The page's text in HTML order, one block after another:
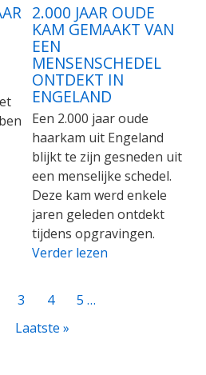
2.000 JAAR OUDE
KAM GEMAAKT VAN
EEN
MENSENSCHEDEL
ONTDEKT IN
ENGELAND
Een 2.000 jaar oude
haarkam uit Engeland
blijkt te zijn gesneden uit
een menselijke schedel.
Deze kam werd enkele
jaren geleden ontdekt
tijdens opgravingen.
Verder lezen
Page
3 Page
4 Page
5 …
Laatste
Laatste »